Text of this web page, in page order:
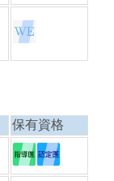
保有資格